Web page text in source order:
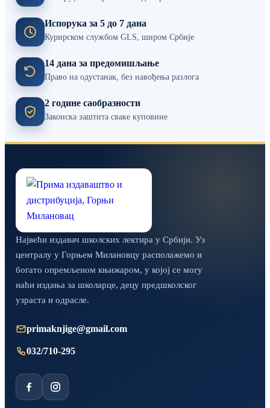
Испорука за 5 до 7 дана
Курирском службом GLS, широм Србије
14 дана за предомишљање
Право на одустанак, без навођења разлога
2 године саобразности
Законска заштита сваке куповине
Највећи издавач школских лектира у Србији. Уз
централу у Горњем Милановцу располажемо и
богато опремљеном књижаром, у којој се могу
наћи издања за школарце, децу предшколског
узраста и одрасле.
primaknjige@gmail.com
032/710-295